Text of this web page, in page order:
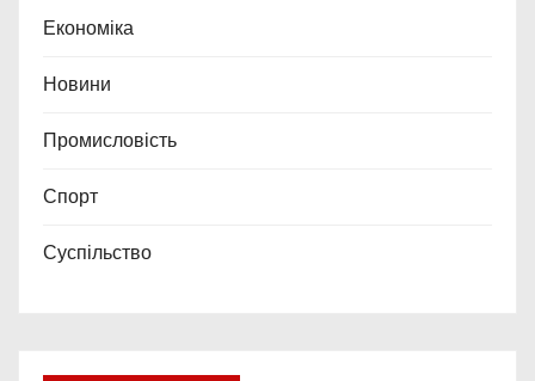
Економіка
Новини
Промисловість
Спорт
Суспільство